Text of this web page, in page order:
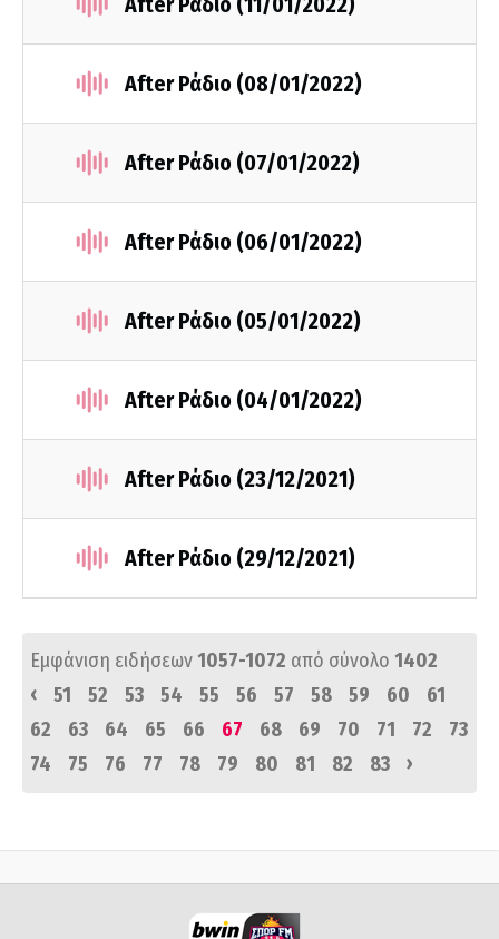
After Ράδιο (08/01/2022)
After Ράδιο (07/01/2022)
After Ράδιο (06/01/2022)
After Ράδιο (05/01/2022)
After Ράδιο (04/01/2022)
After Ράδιο (23/12/2021)
After Ράδιο (29/12/2021)
Εμφάνιση ειδήσεων1057-1072 από σύνολο 1402
‹
51 52 53 54 55 56 57 58 59 60
61
62
63 64 65 66 67 68 69 70 71 72
73
74
75 76 77 78 79 80 81 82 83 ›